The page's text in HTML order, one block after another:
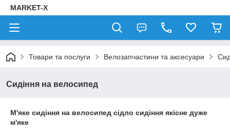
MARKET-X
Товари та послуги Велозапчастини та аксесуари
Сидіння на велосипед
М'яке сидіння на велосипед сідло сидіння якісне дуже
м'яке